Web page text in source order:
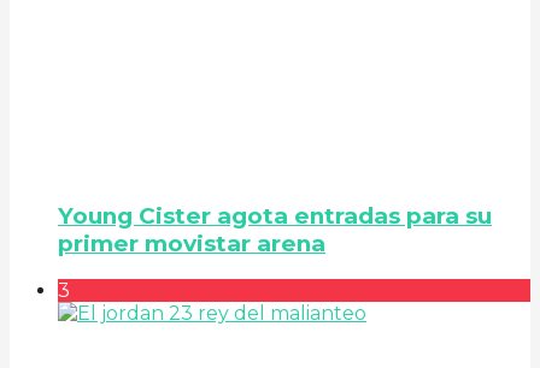
Young Cister agota entradas para su
primer movistar arena
3